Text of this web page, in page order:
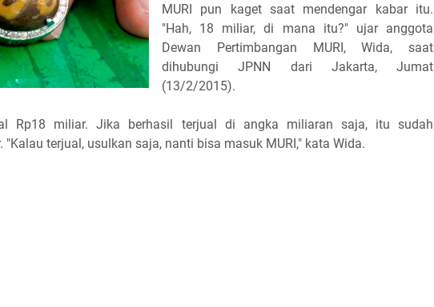
MURI pun kaget saat mendengar kabar itu.
"Hah, 18 miliar, di mana itu?" ujar anggota
Dewan Pertimbangan MURI, Wida, saat
dihubungi JPNN dari Jakarta, Jumat
(13/2/2015).
Rp18 miliar. Jika berhasil terjual di angka miliaran saja, itu sudah
"Kalau terjual, usulkan saja, nanti bisa masuk MURI," kata Wida.